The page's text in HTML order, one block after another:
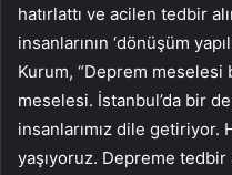
hatırlattı ve acilen tedbir
insanlarının ‘dönüşüm
Kurum, “Deprem
meselesi. İstanbul’da bir
insanlarımız dile
yaşıyoruz. Depreme